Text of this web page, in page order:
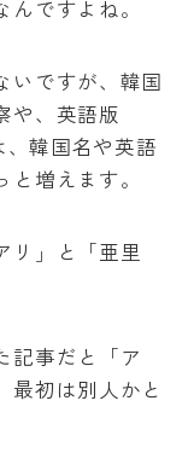
ですよね。
いですが、韓国
や、英語版
、韓国名や英語
増えます。
リ」と「亜里
記事だと「ア
最初は別人かと